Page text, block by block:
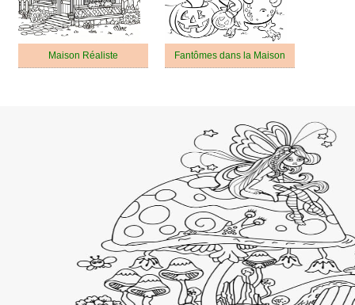
Maison Réaliste Fantômes dans la Maison